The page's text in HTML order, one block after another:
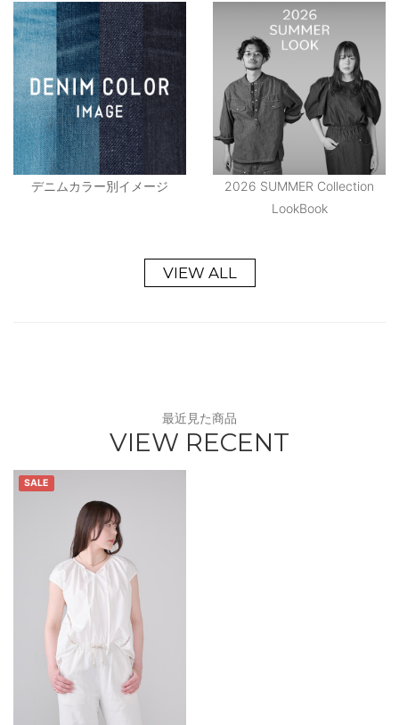
デニムカラー別イメージ
2026 SUMMER Collection
LookBook
VIEW ALL
最近見た商品
VIEW RECENT
SALE